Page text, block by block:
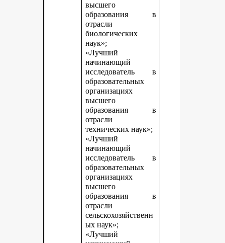
высшего
образования в
отрасли
биологических
наук»;
«Лучший
начинающий
исследователь в
образовательных
организациях
высшего
образования в
отрасли
технических наук»;
«Лучший
начинающий
исследователь в
образовательных
организациях
высшего
образования в
отрасли
сельскохозяйственн
ых наук»;
«Лучший